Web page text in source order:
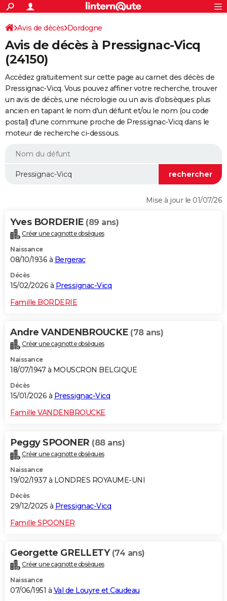
ACTUALITÉS
Politique
Société
Faits Divers
Education
Monde
Villes
+
SPORT
Coupe du monde 2026
Football
Tennis
Cyclisme
Rugby
Forum
FINANCE
Retraite
Impôts
Epargne
Immobilier
Risques naturels par ville
Banque
Assurance
Crédit
Essais
Réserver un essai
Citadines
Berlines
SUV
Forum auto
+
HIGH-TECH
Mobiles
Meilleur smartphone
Internet
Ordinateurs
Jeux vidéo
Guide high-tech
+BRICOLAGE
Forum
Aménagement intérieur
Extérieur
Cuisine
Salle de bains
Jardinage
Rangement
WEEK-END
Guides de France
Escapades
Patrimoine
Expositions
Musées
Week-end nature
LIFESTYLE
Alimentation
Guide de la santé
Maladies
Médicaments
Sommeil
VOYAGE
Destinations
City break
Voyage nature
Voyage de noces
Forum
Climat
+PHOTO
GUIDES D'ACHAT
BONS PLANS
CARTE DE VOEUX
Dictionnaire
Biographies
Citations
Expressions
Proverbes
PROGRAMME TV
COPAINS D'AVANT
S'inscrire
Se connecter
Lycées
Collèges
Primaires
Universités
Entreprises
Service militaire
Avis de recherche
AVIS DE DÉCÈS
Avis de décès Dordogne
Avis de décès à Pressignac-Vicq
(24150)
Accédez gratuitement sur cette page au carnet des décès de
Pressignac-Vicq. Vous pouvez affiner votre recherche, trouver
un avis de décès, une nécrologie ou un avis d'obsèques plus
ancien en tapant le nom d'un défunt et/ou le nom (ou code
postal) d'une commune proche de Pressignac-Vicq dans le
moteur de recherche ci-dessous.
Mise à jour le 01/07/26
Yves BORDERIE (89 ans)
Créer une cagnotte obsèques
Naissance
08/10/1936 à Bergerac
Décès
15/02/2026 à Pressignac-Vicq
Famille BORDERIE
Andre VANDENBROUCKE (78 ans)
Créer une cagnotte obsèques
Naissance
18/07/1947 à MOUSCRON BELGIQUE
Décès
15/01/2026 à Pressignac-Vicq
Famille VANDENBROUCKE
Peggy SPOONER (88 ans)
Créer une cagnotte obsèques
Naissance
19/02/1937 à LONDRES ROYAUME-UNI
Décès
29/12/2025 à Pressignac-Vicq
Famille SPOONER
Georgette GRELLETY (74 ans)
Créer une cagnotte obsèques
Naissance
07/06/1951 à Val de Louyre et Caudeau